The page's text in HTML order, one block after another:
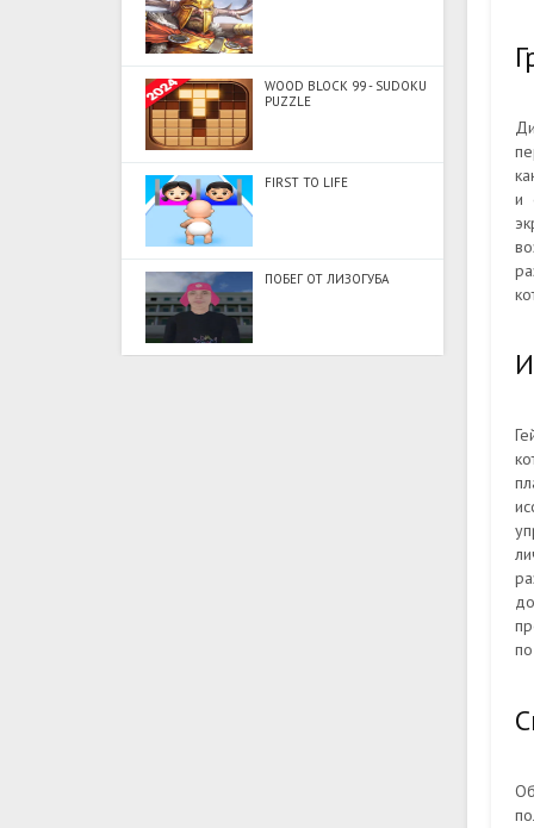
WOOD BLOCK 99 - SUDOKU
PUZZLE
FIRST TO LIFE
ПОБЕГ ОТ ЛИЗОГУБА
и